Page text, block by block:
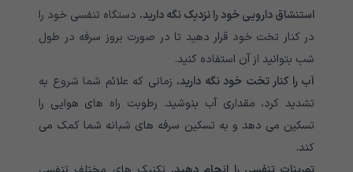
استنشاق دارویی خود را نزدیک نگه دارید. دستگاه تنفسی خود را
در کنار تخت خود قرار دهید تا در صورت بروز سرفه در طول
شب بتوانید از آن استفاده کنید.
آب را کنار تخت خود نگه دارید. زمانی که علائم شما شروع به
تشدید کرد، مقداری آب بنوشید. رطوبت راه های هوایی را
تسکین می دهد و به تسکین سرفه های شبانه شما کمک می
کند.